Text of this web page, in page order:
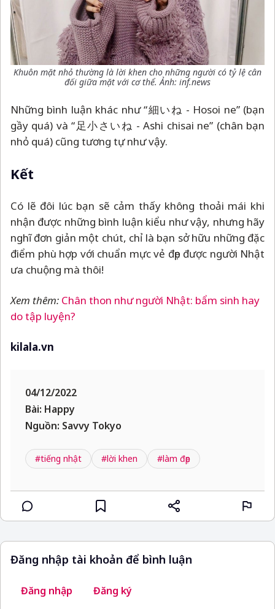
Khuôn mặt nhỏ thường là lời khen cho những người có tỷ lệ cân
đối giữa mặt với cơ thể. Ảnh: inf.news
Những bình luận khác như “細いね - Hosoi ne” (bạn
gầy quá) và “足小さいね - Ashi chisai ne” (chân bạn
nhỏ quá) cũng tương tự như vậy.
Kết
Có lẽ đôi lúc bạn sẽ cảm thấy không thoải mái khi
nhận được những bình luận kiểu như vậy, nhưng hãy
nghĩ đơn giản một chút, chỉ là bạn sở hữu những đặc
điểm phù hợp với chuẩn mực vẻ đẹp được người Nhật
ưa chuộng mà thôi!
Xem thêm: Chân thon như người Nhật: bẩm sinh hay
do tập luyện?
kilala.vn
04/12/2022
Bài: Happy
Nguồn: Savvy Tokyo
#tiếng nhật #lời khen #làm đẹp
Đăng nhập tài khoản để bình luận
Đăng nhập Đăng ký